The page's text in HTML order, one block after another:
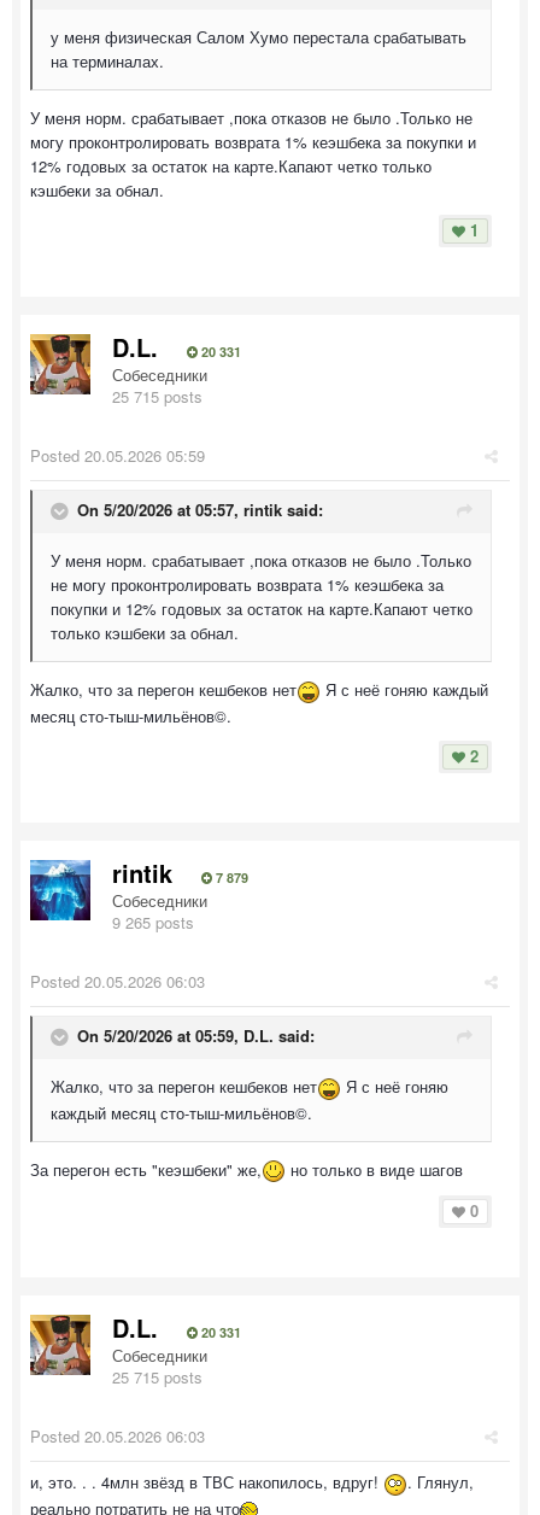
у меня физическая Салом Хумо перестала срабатывать
на терминалах.
У меня норм. срабатывает ,пока отказов не было .Только не
могу проконтролировать возврата 1% кеэшбека за покупки и
12% годовых за остаток на карте.Капают четко только
кэшбеки за обнал.
1
D.L. 20 331
Собеседники
25 715 posts
Posted 20.05.2026 05:59
On 5/20/2026 at 05:57, rintik said:
У меня норм. срабатывает ,пока отказов не было .Только
не могу проконтролировать возврата 1% кеэшбека за
покупки и 12% годовых за остаток на карте.Капают четко
только кэшбеки за обнал.
Жалко, что за перегон кешбеков нет
Я с неё гоняю каждый
месяц сто-тыш-мильёнов©.
2
rintik 7 879
Собеседники
9 265 posts
Posted 20.05.2026 06:03
On 5/20/2026 at 05:59, D.L. said:
Жалко, что за перегон кешбеков нет
Я с неё гоняю
каждый месяц сто-тыш-мильёнов©.
За перегон есть "кеэшбеки" же,
но только в виде шагов
0
D.L. 20 331
Собеседники
25 715 posts
Posted 20.05.2026 06:03
и, это. . . 4млн звёзд в ТВС накопилось, вдруг!
. Глянул,
реально потратить не на что